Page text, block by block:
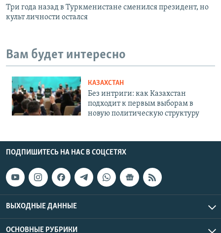
Три года назад в Туркменистане сменился президент, но
культ личности остался
Вам будет интересно
КАЗАХСТАН
Без интриги: как Казахстан
подходит к первым выборам в
новую политическую структуру
ПОДПИШИТЕСЬ НА НАС В СОЦСЕТЯХ
ВЫХОДНЫЕ ДАННЫЕ
ОСНОВНЫЕ РУБРИКИ